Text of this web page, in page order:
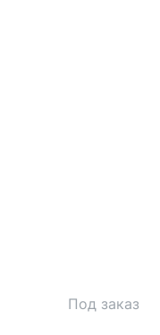
Под заказ